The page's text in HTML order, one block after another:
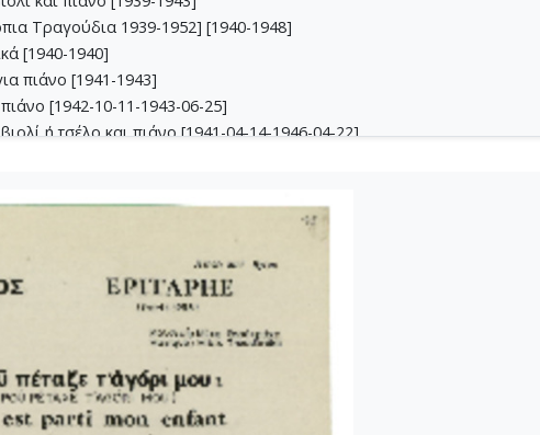
Τραγούδια 1939-1952] [1940-1948]
[1940-1940]
πιάνο [1941-1943]
[1942-10-11-1943-06-25]
ή τσέλο και πιάνο [1941-04-14-1946-04-22]
Β, Γ, Δ [1942-03-09-1943-09-24]
[1942-06-05-1942-06-05]
09-24-1942-10-11]
[1943-1943]
[1943-1949]
[1942-1946]
26-1943-01-26]
04-10-1946-04-13]